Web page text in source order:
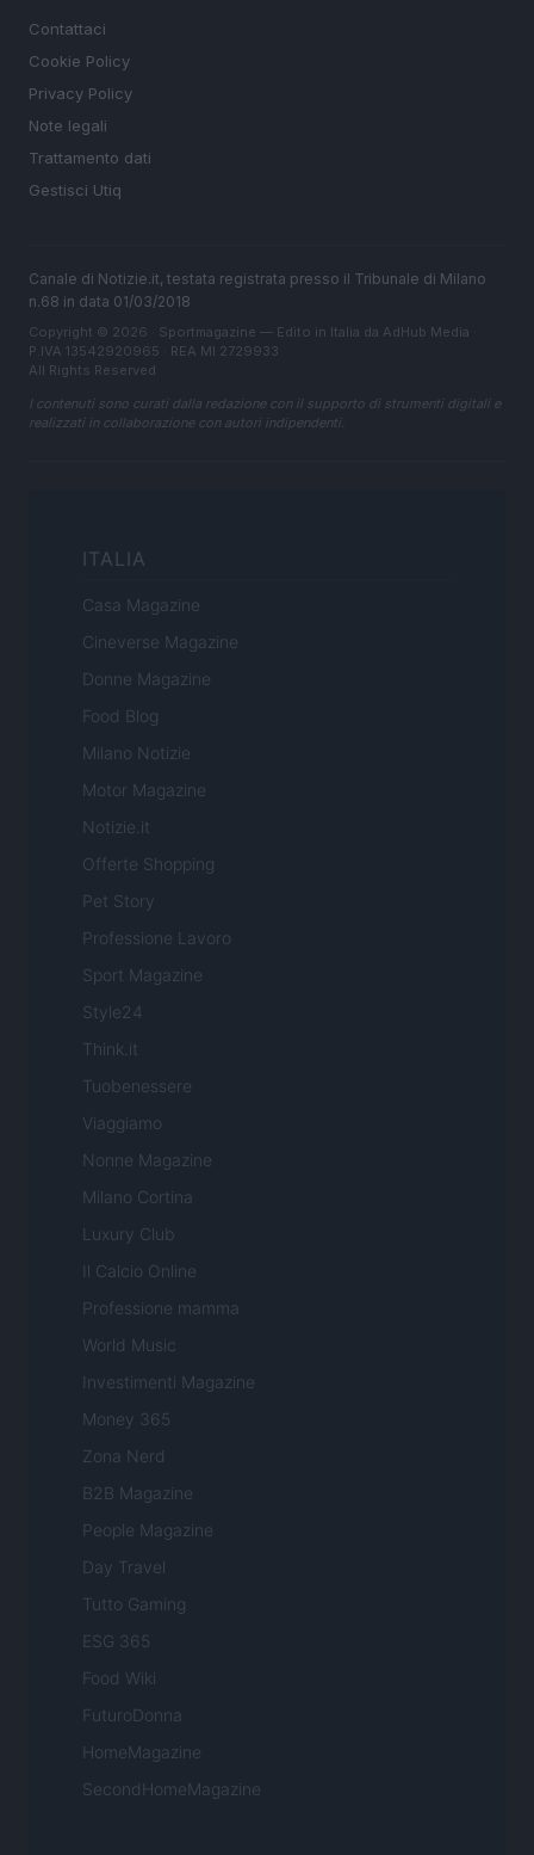
Contattaci
Cookie Policy
Privacy Policy
Note legali
Trattamento dati
Gestisci Utiq
Canale di Notizie.it, testata registrata presso il Tribunale di Milano
n.68 in data 01/03/2018
Copyright © 2026 · Sportmagazine — Edito in Italia da AdHub Media
P.IVA 13542920965 · REA MI 2729933
All Rights Reserved
I contenuti sono curati dalla redazione con il supporto di strumenti digitali e
realizzati in collaborazione con autori indipendenti.
ITALIA
Casa Magazine
Cineverse Magazine
Donne Magazine
Food Blog
Milano Notizie
Motor Magazine
Notizie.it
Offerte Shopping
Pet Story
Professione Lavoro
Sport Magazine
Style24
Think.it
Tuobenessere
Viaggiamo
Nonne Magazine
Milano Cortina
Luxury Club
Il Calcio Online
Professione mamma
World Music
Investimenti Magazine
Money 365
Zona Nerd
B2B Magazine
People Magazine
Day Travel
Tutto Gaming
ESG 365
Food Wiki
FuturoDonna
HomeMagazine
SecondHomeMagazine